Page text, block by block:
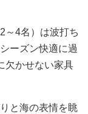
～4名）は波打ち
ーズン快適に過
欠かせない家具
と海の表情を眺